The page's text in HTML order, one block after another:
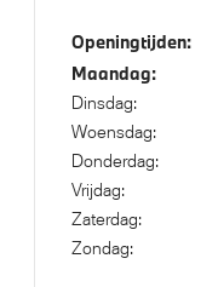
Trekhaak met
Elektrische
Driving Assistant
Driving Assistant
Openingtijden:
Maandag:
Dinsdag:
Woensdag:
Donderdag:
Vrijdag:
Zaterdag:
Zondag: